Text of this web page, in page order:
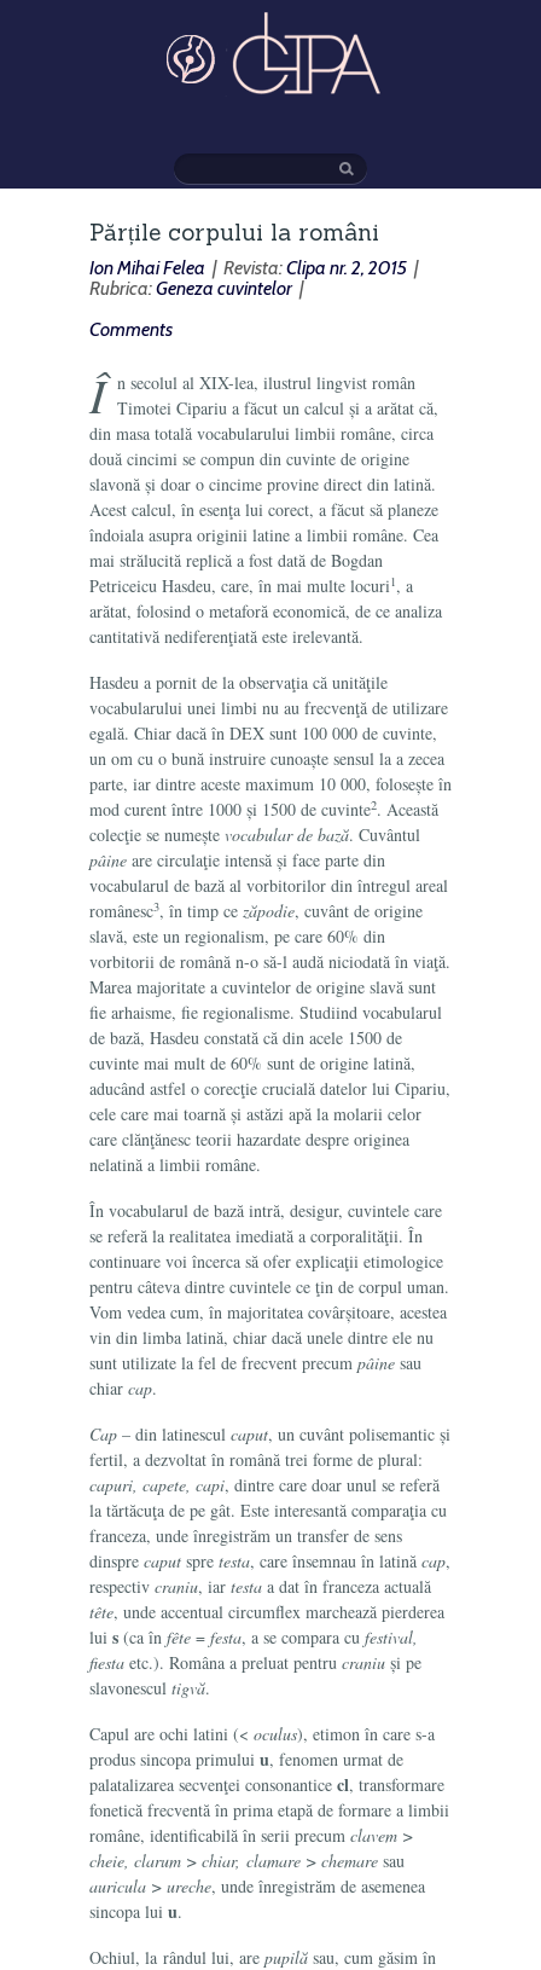
Părțile corpului la români
Ion Mihai Felea | Revista:Clipa nr. 2, 2015 |
Rubrica:Geneza cuvintelor |
Comments
Î n secolul al XIX-lea, ilustrul lingvist român
Timotei Cipariu a făcut un calcul și a arătat că,
din masa totală vocabularului limbii române, circa
două cincimi se compun din cuvinte de origine
slavonă și doar o cincime provine direct din latină.
Acest calcul, în esenţa lui corect, a făcut să planeze
îndoiala asupra originii latine a limbii române. Cea
mai strălucită replică a fost dată de Bogdan
Petriceicu Hasdeu, care, în mai multe locuri1 , a
arătat, folosind o metaforă economică, de ce analiza
cantitativă nediferenţiată este irelevantă.
Hasdeu a pornit de la observaţia că unităţile
vocabularului unei limbi nu au frecvenţă de utilizare
egală. Chiar dacă în DEX sunt 100 000 de cuvinte,
un om cu o bună instruire cunoaște sensul la a zecea
parte, iar dintre aceste maximum 10 000, folosește în
mod curent între 1000 și 1500 de cuvinte2. Această
colecţie se numește vocabular de bază. Cuvântul
pâine are circulaţie intensă și face parte din
vocabularul de bază al vorbitorilor din întregul areal
românesc3, în timp ce zăpodie, cuvânt de origine
slavă, este un regionalism, pe care 60% din
vorbitorii de română n-o să-l audă niciodată în viaţă.
Marea majoritate a cuvintelor de origine slavă sunt
fie arhaisme, fie regionalisme. Studiind vocabularul
de bază, Hasdeu constată că din acele 1500 de
cuvinte mai mult de 60% sunt de origine latină,
aducând astfel o corecţie crucială datelor lui Cipariu,
cele care mai toarnă și astăzi apă la molarii celor
care clănţănesc teorii hazardate despre originea
nelatină a limbii române.
În vocabularul de bază intră, desigur, cuvintele care
se referă la realitatea imediată a corporalităţii. În
continuare voi încerca să ofer explicaţii etimologice
pentru câteva dintre cuvintele ce ţin de corpul uman.
Vom vedea cum, în majoritatea covârșitoare, acestea
vin din limba latină, chiar dacă unele dintre ele nu
sunt utilizate la fel de frecvent precum pâine sau
chiar cap.
Cap – din latinescul caput, un cuvânt polisemantic și
fertil, a dezvoltat în română trei forme de plural:
capuri, capete, capi, dintre care doar unul se referă
la tărtăcuţa de pe gât. Este interesantă comparaţia cu
franceza, unde înregistrăm un transfer de sens
dinspre caput spre testa, care însemnau în latină cap,
respectiv craniu, iar testa a dat în franceza actuală
tête, unde accentual circumflex marchează pierderea
lui s (ca în fête = festa, a se compara cu festival,
fiesta etc.). Româna a preluat pentru craniu și pe
slavonescul tigvă.
Capul are ochi latini (< oculus), etimon în care s-a
produs sincopa primului u, fenomen urmat de
palatalizarea secvenţei consonantice cl, transformare
fonetică frecventă în prima etapă de formare a limbii
române, identificabilă în serii precum clavem >
cheie, clarum > chiar, clamare > chemare sau
auricula > ureche, unde înregistrăm de asemenea
sincopa lui u.
Ochiul, la rândul lui, are pupilă sau, cum găsim în